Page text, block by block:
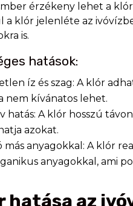
érzékeny lehet a
a klór jelenléte az
is.
hatások:
íz és szag: A klór
nem kívánatos lehet.
hatás: A klór hosszú
azokat.
más anyagokkal: A klór
anyagokkal, ami
hatása az